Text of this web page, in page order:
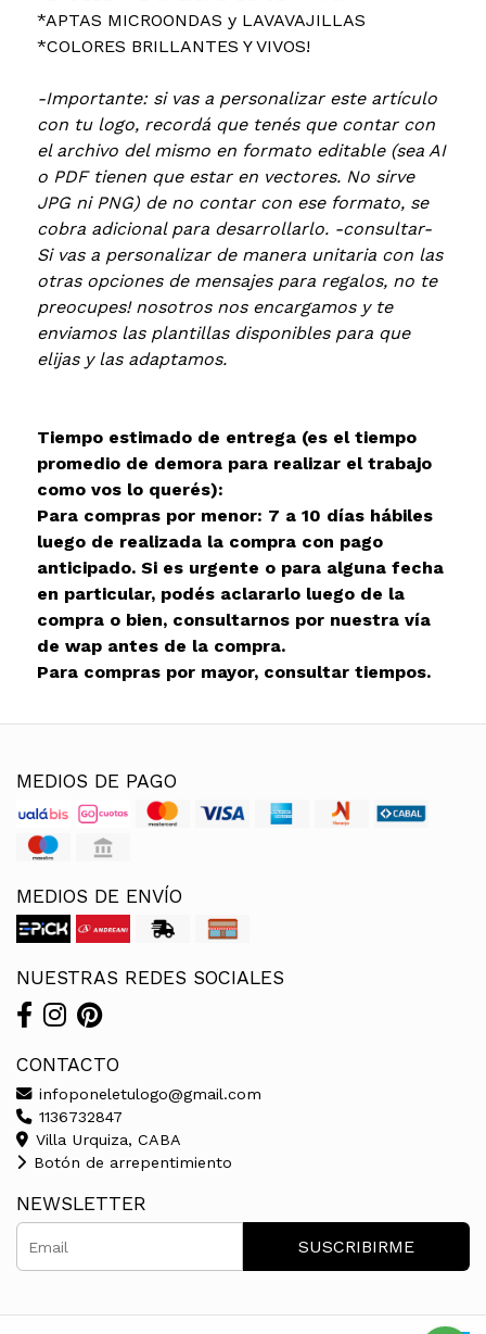
*APTAS MICROONDAS y LAVAVAJILLAS
*COLORES BRILLANTES Y VIVOS!
-Importante: si vas a personalizar este artículo
con tu logo, recordá que tenés que contar con
el archivo del mismo en formato editable (sea AI
o PDF tienen que estar en vectores. No sirve
JPG ni PNG) de no contar con ese formato, se
cobra adicional para desarrollarlo. -consultar-
Si vas a personalizar de manera unitaria con las
otras opciones de mensajes para regalos, no te
preocupes! nosotros nos encargamos y te
enviamos las plantillas disponibles para que
elijas y las adaptamos.
Tiempo estimado de entrega (es el tiempo
promedio de demora para realizar el trabajo
como vos lo querés):
Para compras por menor: 7 a 10 días hábiles
luego de realizada la compra con pago
anticipado. Si es urgente o para alguna fecha
en particular, podés aclararlo luego de la
compra o bien, consultarnos por nuestra vía
de wap antes de la compra.
Para compras por mayor, consultar tiempos.
MEDIOS DE PAGO
MEDIOS DE ENVÍO
NUESTRAS REDES SOCIALES
CONTACTO
infoponeletulogo@gmail.com
1136732847
Villa Urquiza, CABA
Botón de arrepentimiento
NEWSLETTER
SUSCRIBIRME